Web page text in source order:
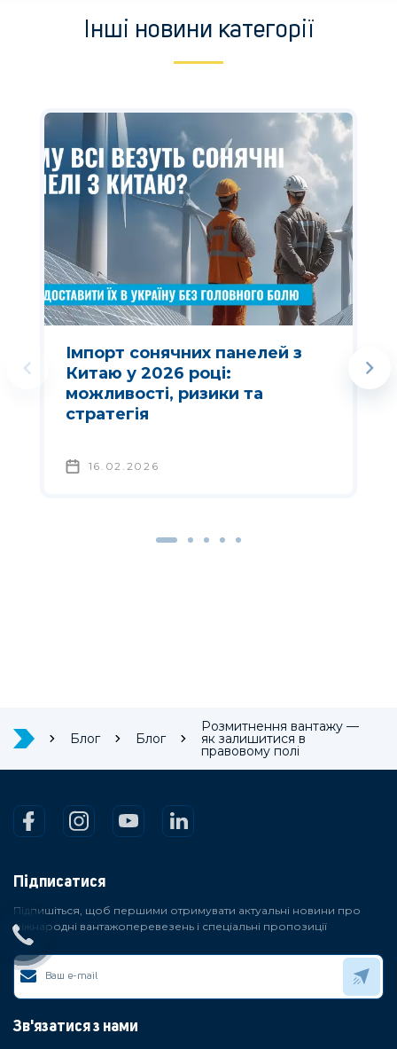
Інші новини категорії
Імпорт сонячних панелей з
Китаю у 2026 році:
можливості, ризики та
стратегія
16.02.2026
Блог Блог
Розмитнення вантажу —
як залишитися в
правовому полі
Підписатися
Підпишіться, щоб першими отримувати актуальні новини про
міжнародні вантажоперевезень і спеціальні пропозиції
Зв'язатися з нами